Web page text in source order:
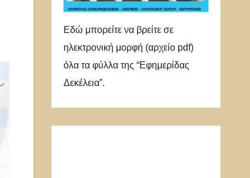
Εδώ μπορείτε να βρείτε σε
ηλεκτρονική μορφή (αρχείο pdf)
όλα τα φύλλα της “Εφημερίδας
Δεκέλεια”.